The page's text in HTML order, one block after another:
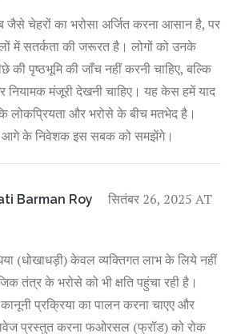
जैसे चेहरों का भरोसा अर्जित करना आसान है, पर
में सतर्कता की जरूरत है। लोगों को उनके
की पृष्ठभूमि की जाँच नहीं करनी चाहिए, बल्कि
मंजूरी देखनी चाहिए। यह केस हमें याद
लोकप्रियता और भरोसे के बीच मतभेद है।
आगे के निवेशक इस सबक को समझेंगे।
Barman Roy
सितंबर 26, 2025 AT
(धोखाधड़ी) केवल व्यक्तिगत लाभ के लिये नहीं
तंत्र के भरोसे को भी क्षति पहुंचा रही है।
कानूनी प्रक्रिया का पालन करना चाएए और
प्रस्तुत करना फओरसल (फ्रॉड) को रोक